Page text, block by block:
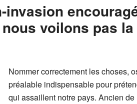
invasion
voilons pas la
Nommer correctement les choses,
préalable indispensable pour
qui assaillent notre pays. Ancien